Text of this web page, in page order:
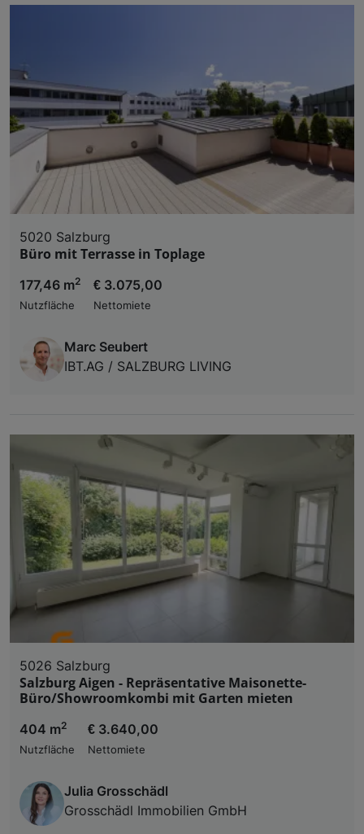
5020 Salzburg
Büro mit Terrasse in Toplage
177,46 m2
Nutzfläche
€ 3.075,00
Nettomiete
Marc Seubert
IBT.AG / SALZBURG LIVING
5026 Salzburg
Salzburg Aigen - Repräsentative Maisonette-
Büro/Showroomkombi mit Garten mieten
404 m2
Nutzfläche
€ 3.640,00
Nettomiete
Julia Grosschädl
Grosschädl Immobilien GmbH